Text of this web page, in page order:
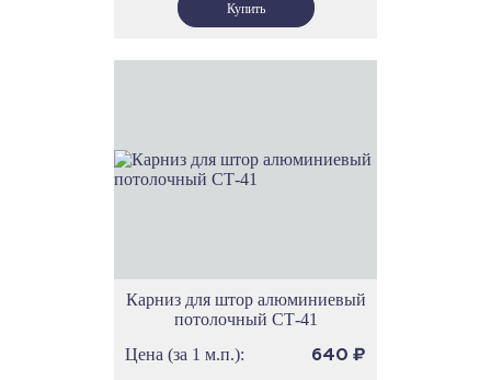
Карниз для штор алюминиевый
потолочный СТ-41
Цена (за 1 м.п.):
640 ₽